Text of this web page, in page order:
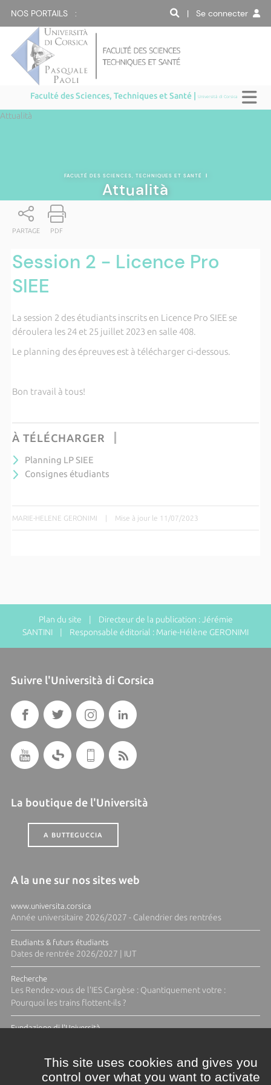
NOS PORTAILS : | Se connecter
Faculté des Sciences, Techniques et Santé |Università di Corsica
Attualità
FACULTÉ DES SCIENCES, TECHNIQUES ET SANTÉ |
Attualità
PARTAGE PDF
Session 2 - Licence Pro
SIEE
La session 2 des étudiants inscrits en Licence Pro SIEE se
déroulera les 24 et 25 juillet 2023 en salle 408.
Le planning des épreuves est à télécharger ci-dessous.
Bon travail à tous!
À TÉLÉCHARGER
Planning LP SIEE
Consignes étudiants
MARIE-HELENE GERONIMI | Mise à jour le 11/07/2023
Plan du site | Directeur de la publication : Jérémie
SANTINI | Responsable éditorial : Marie-Hélène GERONIMI
Suivre l'Università di Corsica
La boutique de l'Università
A BUTTEGUCCIA
A la une sur nos sites web
www.universita.corsica
Année universitaire 2026/2027 - Calendrier des rentrées
Etudiants & futurs étudiants
Dates de rentrée 2026/2027 | IUT
Recherche
Les Rendez-vous de l'IES Cargèse : Quantiquement votre :
Pourquoi les trains flottent-ils ?
Fundazione di l'Università
This site uses cookies and gives you
control over what you want to activate